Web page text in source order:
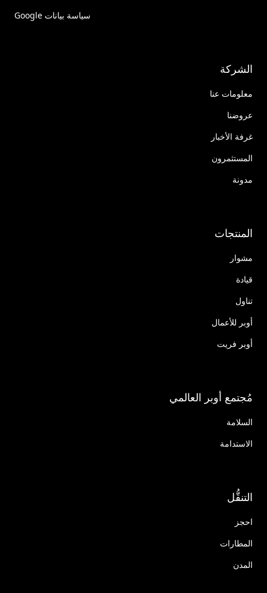
سياسة بيانات Google
الشركة
معلومات عنا
عروضنا
غرفة الأخبار
المستثمرون
مدونة
المنتجات
مشوار
قيادة
تناول
أوبر للأعمال
أوبر فريت
مُجتمع أوبر العالمي
السلامة
الاستدامة
التنقُّل
احجز
المطارات
المدن